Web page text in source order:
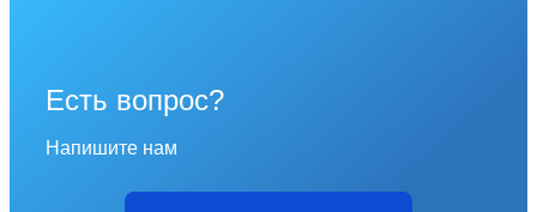
Есть вопрос?
Напишите нам